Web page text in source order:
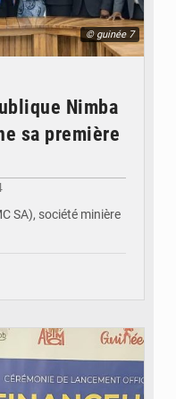
© guinée 7
Nimba
sa première
SA), société minière